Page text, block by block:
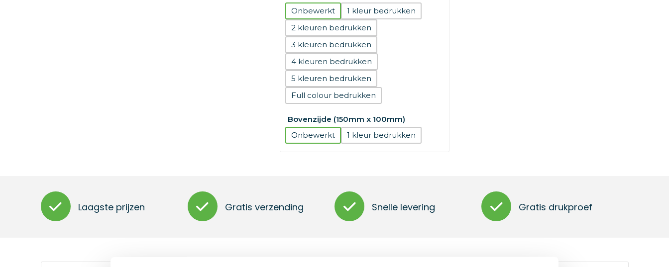
Onbewerkt
1
2
3
4
5
Full colour
Bovenzijde (150mm x 100mm)
Onbewerkt
1
Laagste prijzen Gratis verzending Snelle levering Gratis drukproef